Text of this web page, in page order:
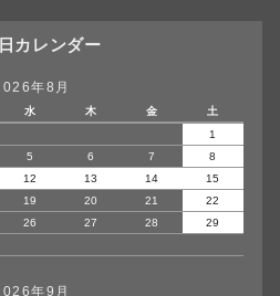
カレンダー
年8月
水 木 金
土
1
5 6 7
8
12 13 14
15
19 20 21
22
26 27 28
29
年9月